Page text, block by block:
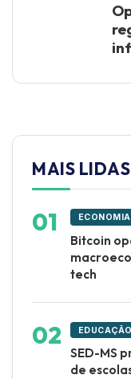
MAIS
ECONOMIA
Bitcoin
tech
EDUCAÇÃO
SED-MS
de